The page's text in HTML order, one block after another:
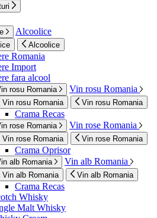
Alcoolice
Alcoolice
Romania
Import
fara alcool
rosu Romania Vin rosu Romania
Vin rosu Romania Vin rosu Romania
Crama Recas
rose Romania Vin rose Romania
Vin rose Romania Vin rose Romania
Crama Oprisor
alb Romania Vin alb Romania
Vin alb Romania Vin alb Romania
Crama Recas
Whisky
Malt Whisky